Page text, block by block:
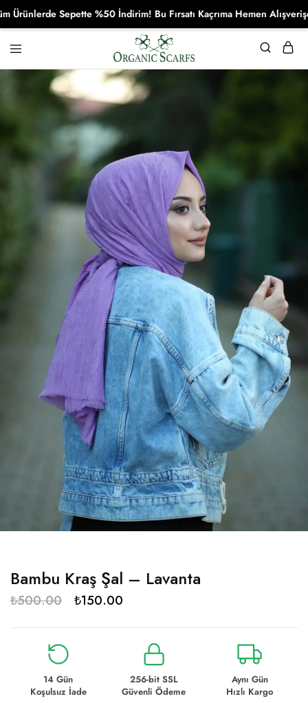
Organikscarf
Bambu Kraş Şal – Lavanta
₺500.00 ₺150.00
14 Gün
Koşulsuz İade
256-bit SSL
Güvenli Ödeme
Aynı Gün
Hızlı Kargo
Sepette %50 İndirim! Bu Fırsatı Kaçrıma Hemen Alışverişe